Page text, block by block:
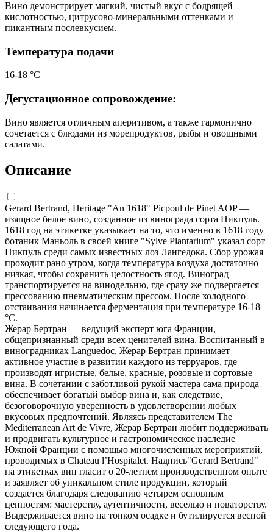
Вино демонстрирует мягкий, чистый вкус с бодрящей
кислотностью, цитрусово-минеральными оттенками и
пикантным послевкусием.
Температура подачи
16-18 °C
Дегустационное сопровождение:
Вино является отличным аперитивом, а также гармонично
сочетается с блюдами из морепродуктов, рыбы и овощными
салатами.
Описание
Gerard Bertrand, Heritage "An 1618" Picpoul de Pinet AOP —
изящное белое вино, созданное из винограда сорта Пикпуль.
1618 год на этикетке указывает на то, что именно в 1618 году
ботаник Маньоль в своей книге "Sylve Plantarium" указал сорт
Пикпуль среди самых известных лоз Лангедока. Сбор урожая
проходит рано утром, когда температура воздуха достаточно
низкая, чтобы сохранить целостность ягод. Виноград
транспортируется на винодельню, где сразу же подвергается
прессованию пневматическим прессом. После холодного
отстаивания начинается ферментация при температуре 16-18
°C.
Жерар Бертран — ведущий эксперт юга Франции,
общепризнанный среди всех ценителей вина. Воспитанный в
виноградниках Languedoc, Жерар Бертран принимает
активное участие в развитии каждого из терруаров, где
производят игристые, белые, красные, розовые и сортовые
вина. В сочетании с заботливой рукой мастера сама природа
обеспечивает богатый выбор вина и, как следствие,
безоговорочную уверенность в удовлетворении любых
вкусовых предпочтений. Являясь представителем The
Mediterranean Art de Vivre, Жерар Бертран любит поддерживать
и продвигать культурное и гастрономическое наследие
Южной Франции с помощью многочисленных мероприятий,
проводимых в Chateau l’Hospitalet. Надпись"Gerard Bertrand"
на этикетках вин гласит о 20-летнем производственном опыте
и заявляет об уникальном стиле продукции, который
создается благодаря следованию четырем основным
ценностям: мастерству, аутентичности, веселью и новаторству.
Выдерживается вино на тонком осадке и бутилируется весной
следующего года.